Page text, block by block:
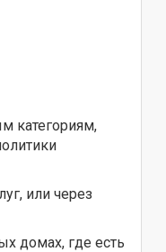
категориям,
или через
домах, где есть